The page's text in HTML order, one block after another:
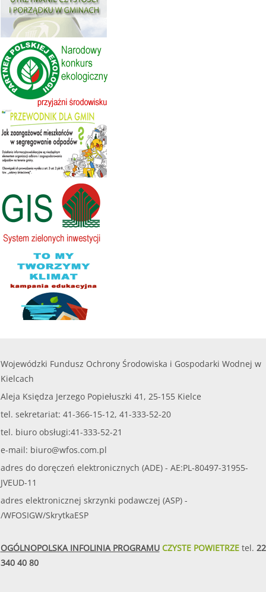
Wojewódzki Fundusz Ochrony Środowiska i Gospodarki Wodnej w
Kielcach
Aleja Księdza Jerzego Popiełuszki 41, 25-155 Kielce
tel. sekretariat: 41-366-15-12, 41-333-52-20
tel. biuro obsługi:41-333-52-21
e-mail: biuro@wfos.com.pl
adres do doręczeń elektronicznych (ADE) - AE:PL-80497-31955-
JVEUD-11
adres elektronicznej skrzynki podawczej (ASP) -
/WFOSIGW/SkrytkaESP
OGÓLNOPOLSKA INFOLINIA PROGRAMUCZYSTE POWIETRZEtel. 22
340 40 80